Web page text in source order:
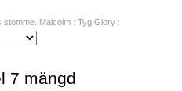
stomme. Malcolm : Tyg Glory :
7 mängd